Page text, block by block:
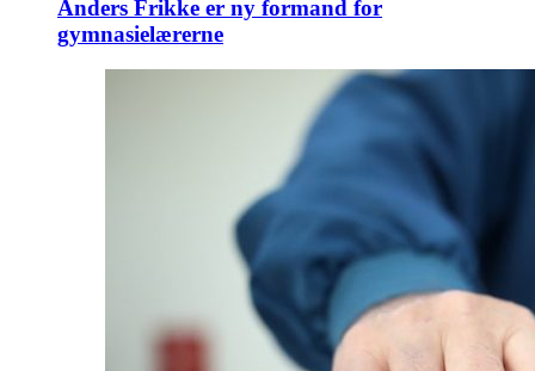
Anders Frikke er ny formand for
gymnasielærerne